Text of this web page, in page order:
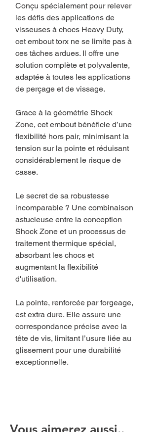
Conçu spécialement pour relever
les défis des applications de
visseuses à chocs Heavy Duty,
cet embout torx ne se limite pas à
ces tâches ardues. Il offre une
solution complète et polyvalente,
adaptée à toutes les applications
de perçage et de vissage.
Grace à la géométrie Shock
Zone, cet embout bénéficie d’une
flexibilité hors pair, minimisant la
tension sur la pointe et réduisant
considérablement le risque de
casse.
Le secret de sa robustesse
incomparable ? Une combinaison
astucieuse entre la conception
Shock Zone et un processus de
traitement thermique spécial,
absorbant les chocs et
augmentant la flexibilité
d'utilisation.
La pointe, renforcée par forgeage,
est extra dure. Elle assure une
correspondance précise avec la
tête de vis, limitant l’usure liée au
glissement pour une durabilité
exceptionnelle.